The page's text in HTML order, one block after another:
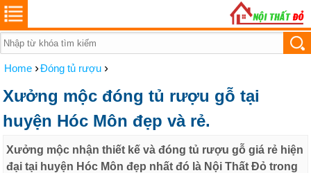
Home ›Đóng tủ rượu ›
Xưởng mộc đóng tủ rượu gỗ tại
huyện Hóc Môn đẹp và rẻ.
Xưởng mộc nhận thiết kế và đóng tủ rượu gỗ giá rẻ hiện
đại tại huyện Hóc Môn đẹp nhất đó là Nội Thất Đỏ trong